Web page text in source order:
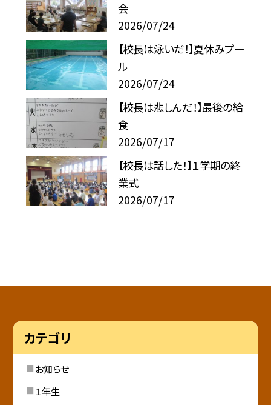
会
2026/07/24
【校長は泳いだ！】夏休みプー
ル
2026/07/24
【校長は悲しんだ！】最後の給
食
2026/07/17
【校長は話した！】１学期の終
業式
2026/07/17
カテゴリ
お知らせ
１年生